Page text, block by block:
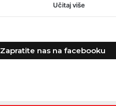
Učitaj više
Zapratite nas na facebooku